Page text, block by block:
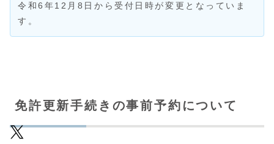
令和6年12月8日から受付日時が変更となっていま
す。
免許更新手続きの事前予約について